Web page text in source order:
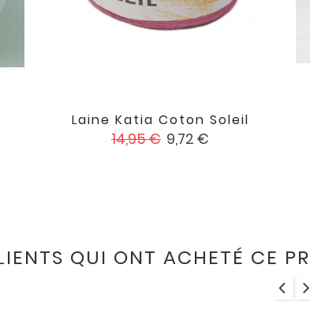
Laine Katia Coton Soleil
Prix
14,95 € Prix
9,72 €
 favorite
QUI ONT ACHETÉ CE